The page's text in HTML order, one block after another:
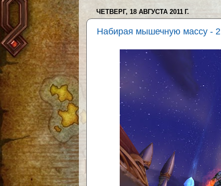
ЧЕТВЕРГ, 18 АВГУСТА 2011 Г.
Набирая мышечную массу - 2